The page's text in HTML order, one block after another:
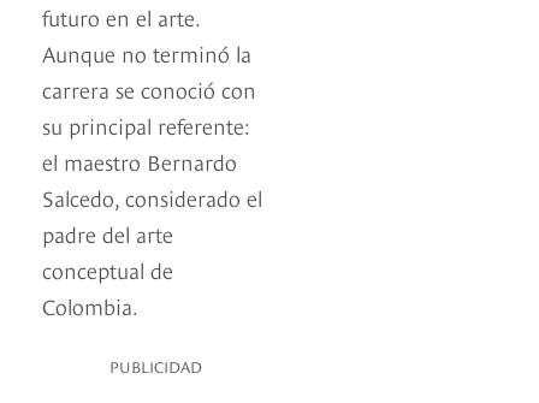
futuro en el arte.
Aunque no terminó la
carrera se conoció con
su principal referente:
el maestro Bernardo
Salcedo, considerado el
padre del arte
conceptual de
Colombia.
PUBLICIDAD